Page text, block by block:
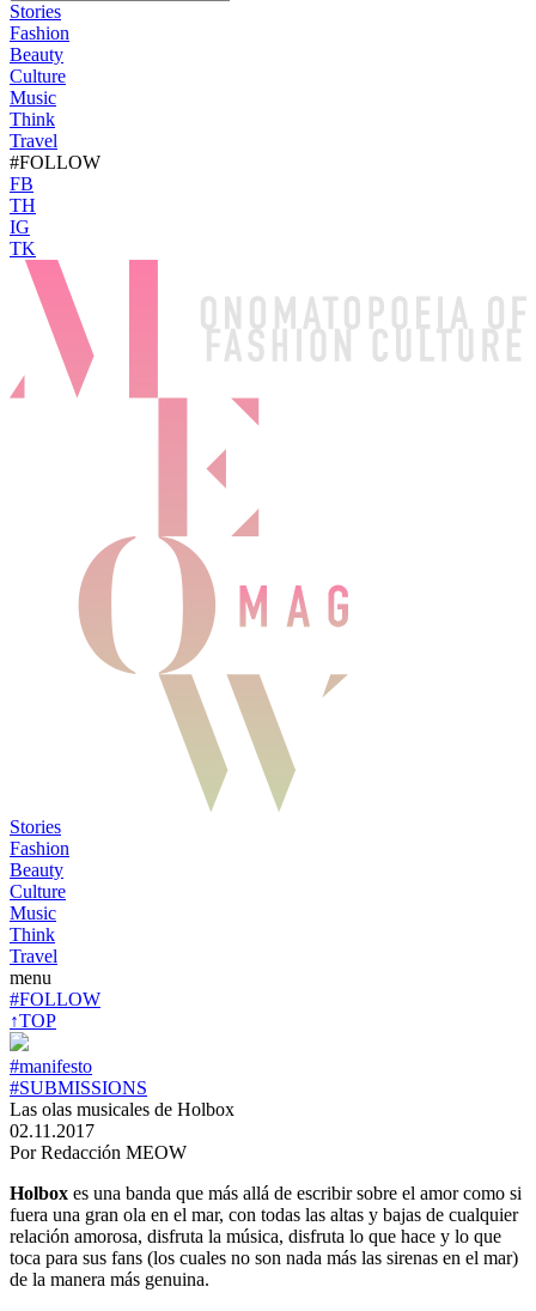
Stories
Fashion
Beauty
Culture
Music
Think
Travel
#FOLLOW
FB
TH
IG
TK
Stories
Fashion
Beauty
Culture
Music
Think
Travel
menu
#FOLLOW
↑TOP
#manifesto
#SUBMISSIONS
Las olas musicales de Holbox
02.11.2017
Por Redacción MEOW
Holbox es una banda que más allá de escribir sobre el amor como si
fuera una gran ola en el mar, con todas las altas y bajas de cualquier
relación amorosa, disfruta la música, disfruta lo que hace y lo que
toca para sus fans (los cuales no son nada más las sirenas en el mar)
de la manera más genuina.